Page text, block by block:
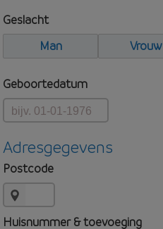
Geslacht
Man
Vrouw
Geboortedatum
Adresgegevens
Postcode
Huisnummer & toevoeging